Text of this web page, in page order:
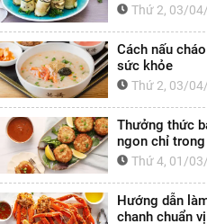
Thứ 2, 03/
Cách nấu
sức khỏe
Thứ 2, 03/
Thưởng thức
ngon chỉ
Thứ 4, 01/
Hướng dẫn
chanh chuẩn